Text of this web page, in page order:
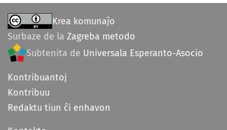
Krea komunaĵo
Surbaze de la Zagreba metodo
Subtenita de Universala Esperanto-Asocio
Kontribuantoj
Kontribuu
Redaktu tiun ĉi enhavon